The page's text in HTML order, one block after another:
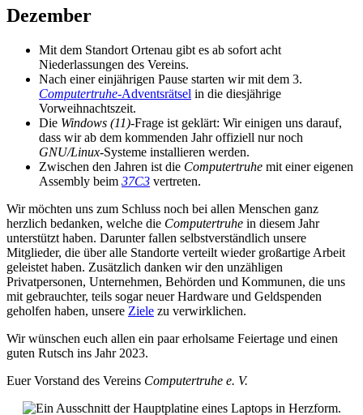
Dezember
Mit dem Standort Ortenau gibt es ab sofort acht
Niederlassungen des Vereins.
Nach einer einjährigen Pause starten wir mit dem 3.
Computertruhe-Adventsrätsel in die diesjährige
Vorweihnachtszeit.
Die Windows (11)-Frage ist geklärt: Wir einigen uns darauf,
dass wir ab dem kommenden Jahr offiziell nur noch
GNU/Linux-Systeme installieren werden.
Zwischen den Jahren ist die Computertruhe mit einer eigenen
Assembly beim 37C3 vertreten.
Wir möchten uns zum Schluss noch bei allen Menschen ganz
herzlich bedanken, welche die Computertruhe in diesem Jahr
unterstützt haben. Darunter fallen selbstverständlich unsere
Mitglieder, die über alle Standorte verteilt wieder großartige Arbeit
geleistet haben. Zusätzlich danken wir den unzähligen
Privatpersonen, Unternehmen, Behörden und Kommunen, die uns
mit gebrauchter, teils sogar neuer Hardware und Geldspenden
geholfen haben, unsere Ziele zu verwirklichen.
Wir wünschen euch allen ein paar erholsame Feiertage und einen
guten Rutsch ins Jahr 2023.
Euer Vorstand des Vereins Computertruhe e. V.